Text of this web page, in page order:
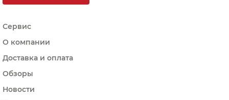
Сервис
О компании
Доставка и оплата
Обзоры
Новости